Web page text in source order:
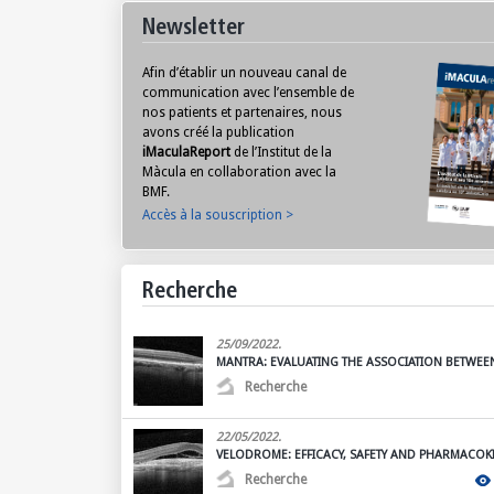
Newsletter
Afin d’établir un nouveau canal de
communication avec l’ensemble de
nos patients et partenaires, nous
avons créé la publication
iMaculaReport de l’Institut de la
Màcula en collaboration avec la
BMF.
Accès à la souscription >
Recherche
25/09/2022.
MANTRA: EVALUATING THE ASSOCIATION
SENSITIVITY AND RETINAL FLOW IN AMD
DESCRIPTION
Multicenter prospective observational study
the association between retinal sensitivity
in age-related macular degeneration (AMD).
GOAL
Recherche
22/05/2022.
VELODROME: EFFICACY, SAFETY AND
RANIBIZUMAB 100 MG/ML THROUGH A PDS IN
NDMAE
Recherche